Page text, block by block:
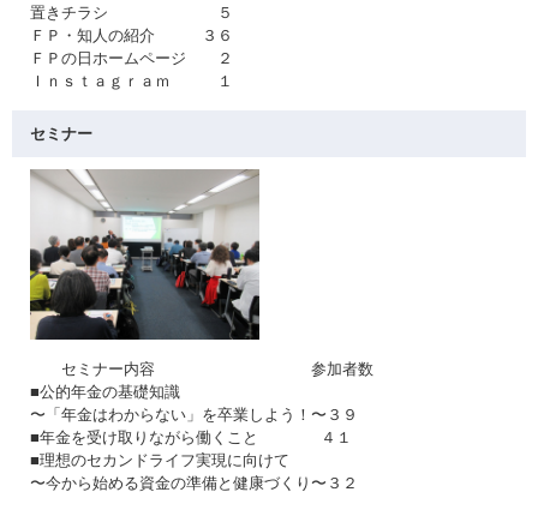
置きチラシ ５
ＦＰ・知人の紹介 ３６
ＦＰの日ホームページ ２
Ｉｎｓｔａｇｒａｍ １
セミナー
セミナー内容 参加者数
■公的年金の基礎知識
〜「年金はわからない」を卒業しよう！〜３９
■年金を受け取りながら働くこと ４１
■理想のセカンドライフ実現に向けて
〜今から始める資金の準備と健康づくり〜３２